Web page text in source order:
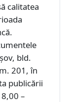
calitatea
bld.
201, în
publicării
–